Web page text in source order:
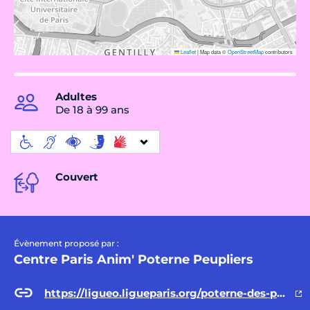
Leaflet|Map data ©OpenStreetMapcontributors
Adultes
De 18 à 99 ans
Couvert
Évènement proposé par :
Centre Paris Anim' Poterne Peupliers
https://ligueo.ligueparis.org/poterne-des-peupliers/activites/stage-vacances/stage-cabaret